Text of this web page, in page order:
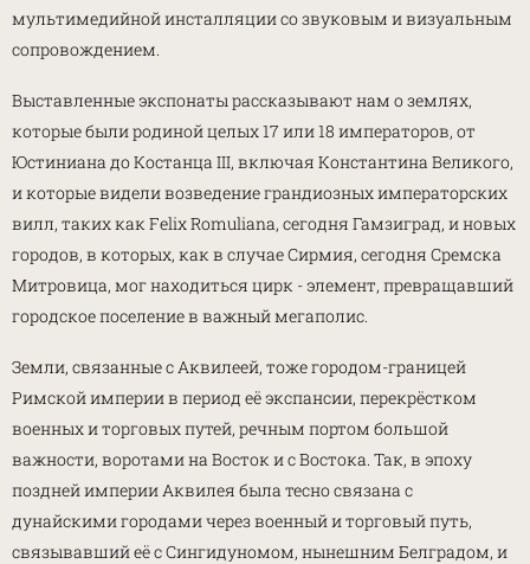
мультимедийной инсталляции со звуковым и визуальным
сопровождением.
Выставленные экспонаты рассказывают нам о землях,
которые были родиной целых 17 или 18 императоров, от
Юстиниана до Костанца III, включая Константина Великого,
и которые видели возведение грандиозных императорских
вилл, таких как Felix Romuliana, сегодня Гамзиград, и новых
городов, в которых, как в случае Сирмия, сегодня Сремска
Митровица, мог находиться цирк - элемент, превращавший
городское поселение в важный мегаполис.
Земли, связанные с Аквилеей, тоже городом-границей
Римской империи в период её экспансии, перекрёстком
военных и торговых путей, речным портом большой
важности, воротами на Восток и с Востока. Так, в эпоху
поздней империи Аквилея была тесно связана с
дунайскими городами через военный и торговый путь,
связывавший её с Сингидуномом, нынешним Белградом, и